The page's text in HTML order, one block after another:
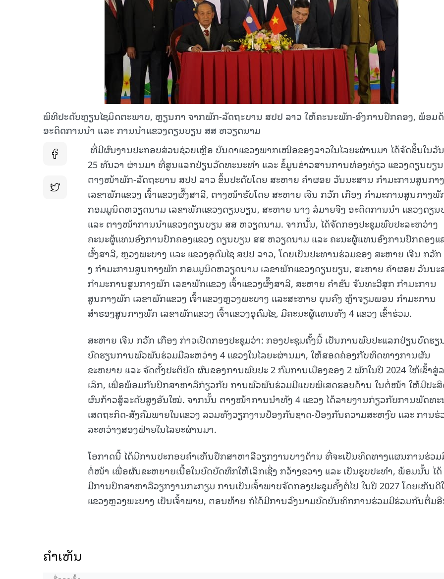
ພິທີປະດັບຫຼຽນໄຊມິດຕະພາບ, ຫຼຽນກາ ຈາກພັກ-ລັດຖະບານ ສປປ ລາວ ໃຫ້ຄະນະພັກ-ອົງການປົກຄອງ, ພ້ອມ
ອະດິດການນຳ ແລະ ການນຳແຂວງດຽນບຽນ ສສ ຫວຽດນາມ
ທີ່ມີຜົນງານປະກອບສ່ວນຊ່ວຍເຫຼືອ ບັນດາແຂວງພາກເໜືອຂອງລາວໃນໄລຍະຜ່ານມາ ໄດ້ຈັດຂຶ້ນໃນວັ
25 ທັນວາ ຜ່ານມາ ທີ່ສູນແລກປ່ຽນວັດທະນະທຳ ແລະ ຂໍ້ມູນຂ່າວສານການທ່ອງທ່ຽວ ແຂວງດຽນບຽນ
ຕາງໜ້າພັກ-ລັດຖະບານ ສປປ ລາວ ຂຶ້ນປະດັບໂດຍ ສະຫາຍ ຄຳຜອຍ ວັນນະສານ ກຳມະການສູນກາ
ເລຂາພັກແຂວງ ເຈົ້າແຂວງຜົ໊ງສາລີ, ຕາງໜ້າຮັບໂດຍ ສະຫາຍ ເຈີນ ກວັກ ເກືອງ ກຳມະການສູນກາງພັ
ກອມມູນິດຫວຽດນາມ ເລຂາພັກແຂວງດຽນບຽນ, ສະຫາຍ ນາງ ລໍມາຍຈີງ ອະດິດການນຳ ແຂວງດຽນ
ແລະ ຕາງໜ້າການນຳແຂວງດຽນບຽນ ສສ ຫວຽດນາມ. ຈາກນັ້ນ, ໄດ້ຈັດກອງປະຊຸມພົບປະລະຫວ່າງ
ຄະນະຜູ້ແທນອົງການປົກຄອງແຂວງ ດຽນບຽນ ສສ ຫວຽດນາມ ແລະ ຄະນະຜູ້ແທນອົງການປົກຄອງແ
ຜົ້ງສາລີ, ຫຼວງພະບາງ ແລະ ແຂວງອຸດົມໄຊ ສປປ ລາວ, ໂດຍເປັນປະທານຮ່ວມຂອງ ສະຫາຍ ເຈີນ ກວັກ
ງ ກຳມະການສູນກາງພັກ ກອມມູນິດຫວຽດນາມ ເລຂາພັກແຂວງດຽນບຽນ, ສະຫາຍ ຄຳຜອຍ ວັນນະ
ກຳມະການສູນກາງພັກ ເລຂາພັກແຂວງ ເຈົ້າແຂວງຜົ໊ງສາລີ, ສະຫາຍ ຄຳຂັນ ຈັນທະວີສຸກ ກຳມະການ
ສູນກາງພັກ ເລຂາພັກແຂວງ ເຈົ້າແຂວງຫຼວງພະບາງ ແລະສະຫາຍ ບຸນຄົງ ຫຼ້າຈຽມພອນ ກຳມະການ
ສຳຮອງສູນກາງພັກ ເລຂາພັກແຂວງ ເຈົ້າແຂວງອຸດົມໄຊ, ມີຄະນະຜູ້ແທນທັງ 4 ແຂວງ ເຂົ້າຮ່ວມ.
ສະຫາຍ ເຈີນ ກວັກ ເກືອງ ກ່າວເປີດກອງປະຊຸມວ່າ: ກອງປະຊຸມຄັ້ງນີ້ ເປັນການພົບປະແລກປ່ຽນບົດຮຽ
ບົດຮຽນການພົວພັນຮ່ວມມືລະຫວ່າງ 4 ແຂວງໃນໄລຍະຜ່ານມາ, ໃຫ້ສອດຄ່ອງກັບທິດທາງການຜັນ
ຂະຫຍາຍ ແລະ ຈັດຕັ້ງປະຕິບັດ ຜົນຂອງການພົບປະ 2 ກົມການເມືອງຂອງ 2 ພັກໃນປີ 2024 ໃຫ້ເຂົ້າສູ່
ເລິກ, ເພື່ອພ້ອມກັນປຶກສາຫາລືກ່ຽວກັບ ການພົວພັນຮ່ວມມືແບບພິເສດຮອບດ້ານ ໃນຕໍ່ໜ້າ ໃຫ້ມີປະ
ຜົນກ້າວສູ້ລະດັບສູງອັນໃໝ່. ຈາກນັ້ນ ຕາງໜ້າການນຳທັງ 4 ແຂວງ ໄດ້ລາຍງານກ່ຽວກັບການພັດທະ
ເສດຖະກິດ-ສັງຄົມພາຍໃນແຂວງ ລວມທັງວຽກງານປ້ອງກັນຊາດ-ປ້ອງກັນຄວາມສະຫງົບ ແລະ ການຮ່
ລະຫວ່າງສອງຟ່າຍໃນໄລຍະຜ່ານມາ.
ໂອກາດນີ້ ໄດ້ມີການປະກອບຄຳເຫັນປຶກສາຫາລືວຽກງານບາງດ້ານ ທີ່ຈະເປັນທິດທາງແຜນການຮ່ວມ
ຕໍ່ໜ້າ ເພື່ອຜັນຂະຫຍາຍເນື້ອໃນບົດບັດທຶກໃຫ້ເລິກເຊີ່ງ ກວ້າງຂວາງ ແລະ ເປັນຮູບປະທຳ, ພ້ອມນັ້ນ ໄດ້
ມີການປຶກສາຫາລືວຽກງານກະກຽມ ການເປັນເຈົ້າພາບຈັດກອງປະຊຸມຄັ້ງຕໍ່ໄປ ໃນປີ 2027 ໂດຍເຫັນດີ
ແຂວງຫຼວງພະບາງ ເປັນເຈົ້າພາບ, ຕອນທ້າຍ ກໍໄດ້ມີການລົງນາມບົດບັນທຶກການຮ່ວມມືຮ່ວມກັນຕື່ມ
ຄໍາເຫັນ
15.039(06-08-2026) 15.038(05-08-